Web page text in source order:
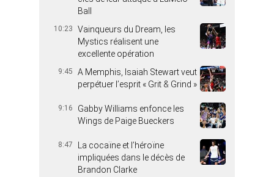
Ball
10:23
Vainqueurs du Dream, les
Mystics réalisent une
excellente opération
9:45
A Memphis, Isaiah Stewart veut
perpétuer l’esprit « Grit & Grind »
9:16
Gabby Williams enfonce les
Wings de Paige Bueckers
8:47
La cocaïne et l’héroïne
impliquées dans le décès de
Brandon Clarke